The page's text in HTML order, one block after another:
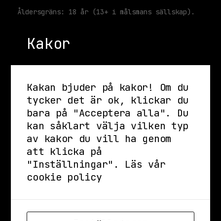
Åldersgräns: 18 år (13+ i målsmans sällskap).
Inför ditt besök på Kollektivet Livet:
alltid är ungefärliga.
- Våra åldersgränser varierar beroende på
evenemangets veckodag, se
stadsgardsterminalen.com/faq för vidare
information.
- Evenemangen är stående om inget annat anges
då vi har begränsat med sittutrymme.
Kakor
Kakan bjuder på kakor! Om du
tycker det är ok, klickar du
bara på "Acceptera alla". Du
kan såklart välja vilken typ
av kakor du vill ha genom
att klicka på
"Inställningar". Läs vår
cookie policy